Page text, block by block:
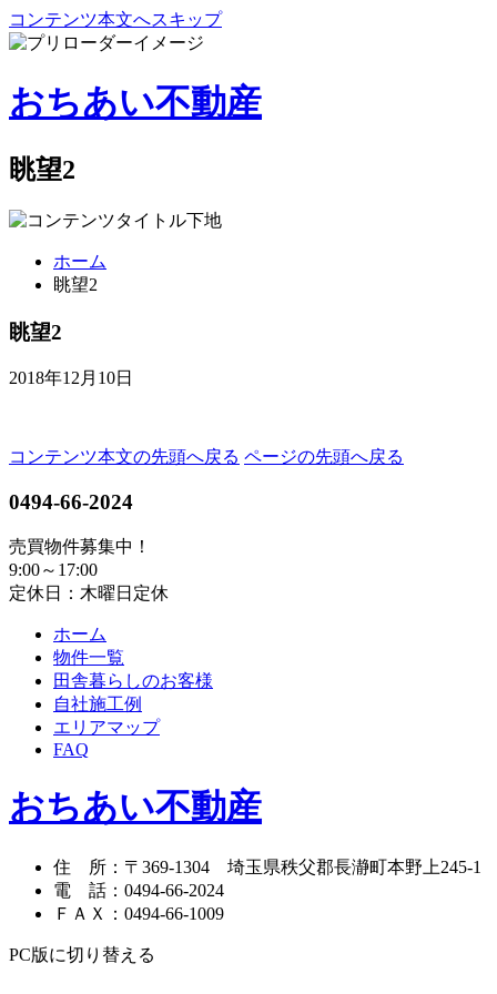
コンテンツ本文へスキップ
おちあい不動産
眺望2
ホーム
眺望2
眺望2
2018年12月10日
コンテンツ本文の先頭へ戻る ページの先頭へ戻る
0494-66-2024
売買物件募集中！
9:00～17:00
定休日：木曜日定休
ホーム
物件一覧
田舎暮らしのお客様
自社施工例
エリアマップ
FAQ
おちあい不動産
住 所 ： 〒369-1304 埼玉県秩父郡長瀞町本野上245-1
電 話 ： 0494-66-2024
ＦＡＸ
： 0494-66-1009
PC版に切り替える